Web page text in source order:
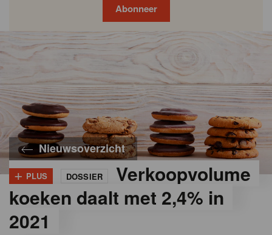
Abonneer
Nieuwsoverzicht
+ PLUS DOSSIER
Verkoopvolume
koeken daalt met 2,4% in
2021
Gondola
academy
Gondola
society